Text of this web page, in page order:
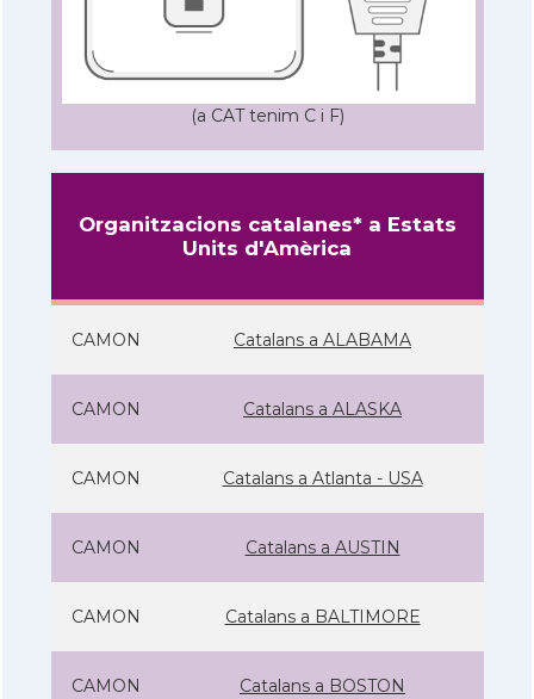
(a CAT tenim C i F)
Organitzacions catalanes* a Estats
Units d'Amèrica
CAMON Catalans a ALABAMA
CAMON Catalans a ALASKA
CAMON Catalans a Atlanta - USA
CAMON Catalans a AUSTIN
CAMON Catalans a BALTIMORE
CAMON Catalans a BOSTON